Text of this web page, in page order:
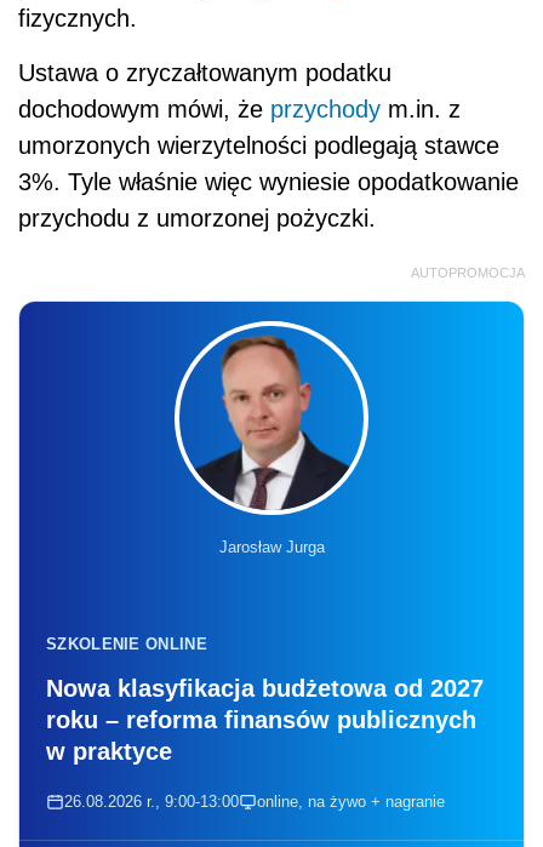
fizycznych.
Ustawa o zryczałtowanym podatku
dochodowym mówi, że przychody m.in. z
umorzonych wierzytelności podlegają stawce
3%. Tyle właśnie więc wyniesie opodatkowanie
przychodu z umorzonej pożyczki.
AUTOPROMOCJA
Jarosław Jurga
SZKOLENIE ONLINE
Nowa klasyfikacja budżetowa od 2027
roku – reforma finansów publicznych
w praktyce
26.08.2026 r., 9:00-13:00 online, na żywo + nagranie